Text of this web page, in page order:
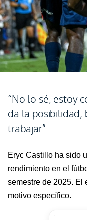
“No lo sé, estoy
da la posibilidad,
trabajar”
Eryc Castillo ha sido
rendimiento en el
semestre de 2025. El
motivo específico.